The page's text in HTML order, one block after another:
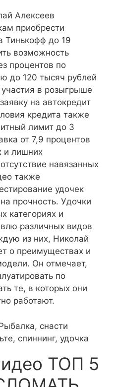
Алексеев
приобрести
Тинькофф до 19
возможность
процентов по
до 120 тысяч рублей
в розыгрыше
на автокредит
кредита также
лимит до 3
от 7,9 процентов
и лишних
навязанных
также
удочек
прочность. Удочки
категориях и
различных видов
из них, Николай
о преимуществах и
Он отмечает,
по
те, в которых они
работают.
снасти
спиннинг, удочка
ТОП 5